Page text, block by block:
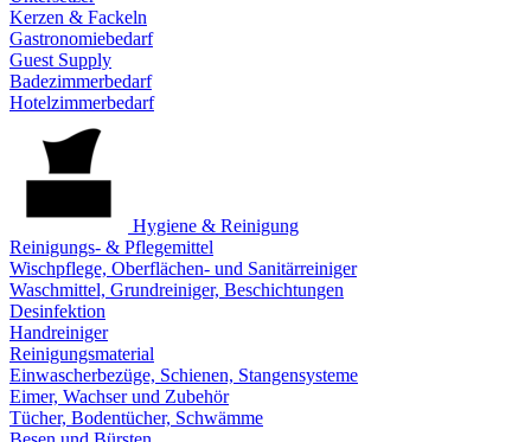
Kerzen & Fackeln
Gastronomiebedarf
Guest Supply
Badezimmerbedarf
Hotelzimmerbedarf
Hygiene & Reinigung
Reinigungs- & Pflegemittel
Wischpflege, Oberflächen- und Sanitärreiniger
Waschmittel, Grundreiniger, Beschichtungen
Desinfektion
Handreiniger
Reinigungsmaterial
Einwascherbezüge, Schienen, Stangensysteme
Eimer, Wachser und Zubehör
Tücher, Bodentücher, Schwämme